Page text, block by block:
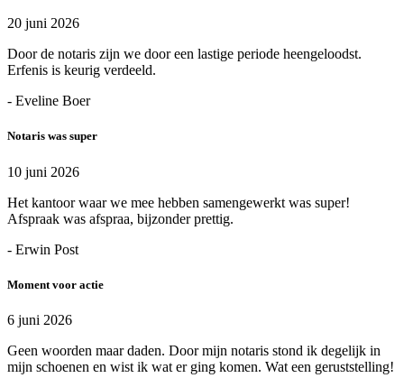
20 juni 2026
Door de notaris zijn we door een lastige periode heengeloodst.
Erfenis is keurig verdeeld.
- Eveline Boer
Notaris was super
10 juni 2026
Het kantoor waar we mee hebben samengewerkt was super!
Afspraak was afspraa, bijzonder prettig.
- Erwin Post
Moment voor actie
6 juni 2026
Geen woorden maar daden. Door mijn notaris stond ik degelijk in
mijn schoenen en wist ik wat er ging komen. Wat een geruststelling!